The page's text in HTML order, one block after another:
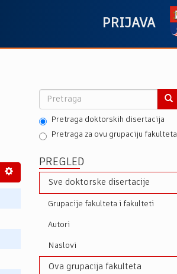
PRIJAVA
Pretraga doktorskih disertacija
Pretraga za ovu grupaciju fakulteta
PREGLED
Sve doktorske disertacije
Grupacije fakulteta i fakulteti
Autori
Naslovi
Ova grupacija fakulteta